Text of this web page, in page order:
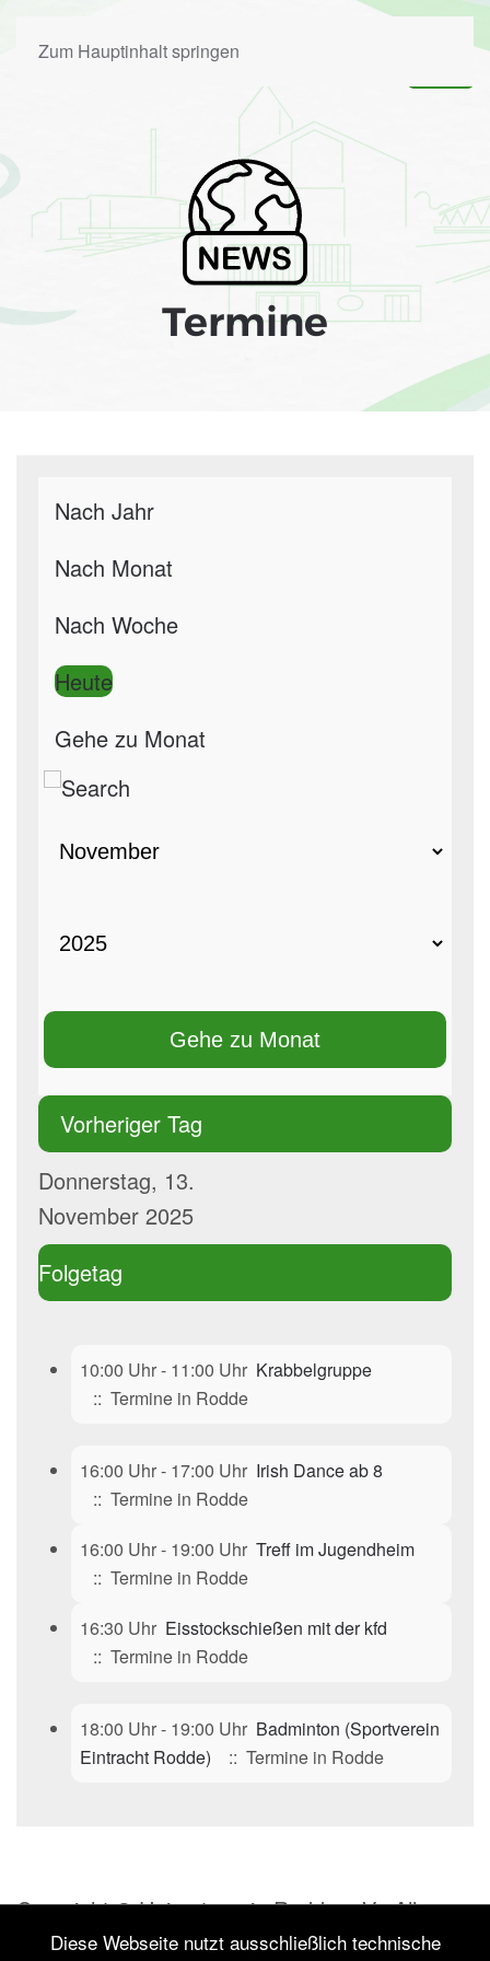
Zum Hauptinhalt springen
Termine
Nach Jahr
Nach Monat
Nach Woche
Heute
Gehe zu Monat
Gehe zu Monat
Vorheriger Tag
Donnerstag, 13.
November 2025
Folgetag
10:00 Uhr - 11:00 Uhr Krabbelgruppe
:: Termine in Rodde
16:00 Uhr - 17:00 Uhr Irish Dance ab 8
:: Termine in Rodde
16:00 Uhr - 19:00 Uhr Treff im Jugendheim
:: Termine in Rodde
16:30 Uhr Eisstockschießen mit der kfd
:: Termine in Rodde
18:00 Uhr - 19:00 Uhr Badminton (Sportverein
Eintracht Rodde)
:: Termine in Rodde
Copyright © Heimatverein Rodde e.V.. Alle
Rechte vorbehalten.
Diese Webseite nutzt ausschließlich technische